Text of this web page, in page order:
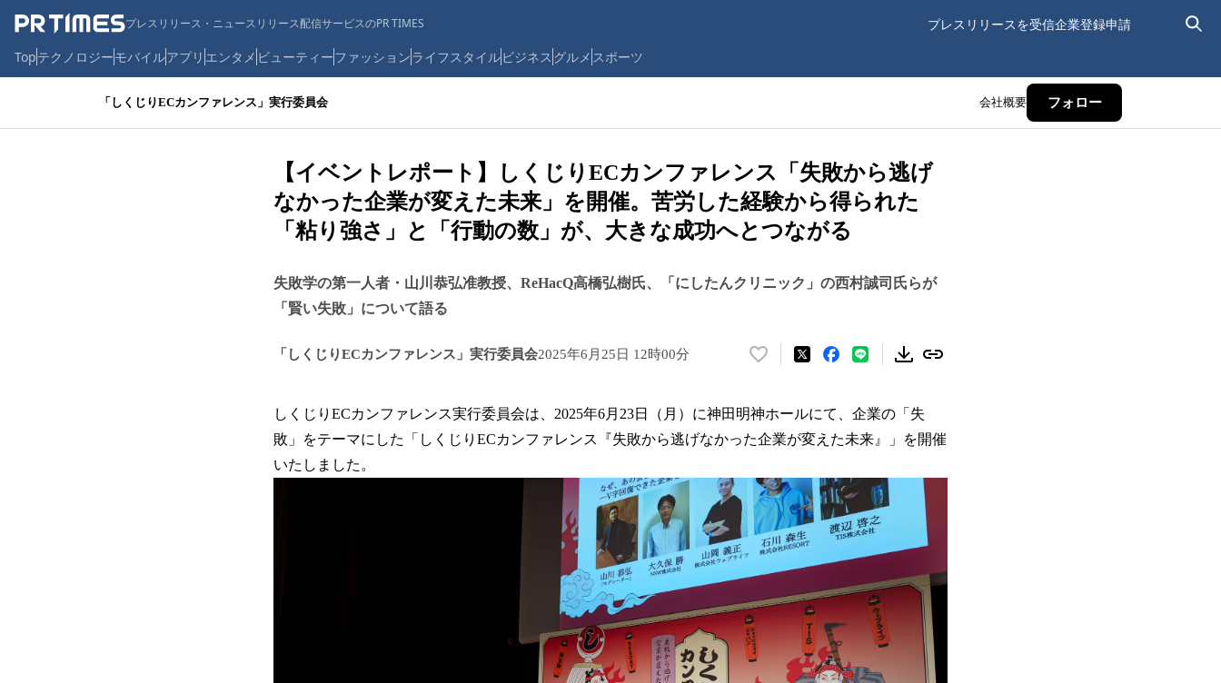
プレスリリース・ニュースリリース配信サービスのPR TIMES プレスリリースを受信企業登録申請
Topテクノロジーモバイルアプリ エンタメ ビューティーファッションライフスタイルビジネス グルメ スポーツ
「しくじりECカンファレンス」実行委員会 会社概要 フォロー
【イベントレポート】しくじりECカンファレンス「失敗から逃げ
なかった企業が変えた未来」を開催。苦労した経験から得られた
「粘り強さ」と「行動の数」が、大きな成功へとつながる
失敗学の第一人者・山川恭弘准教授、ReHacQ高橋弘樹氏、「にしたんクリニック」の西村誠司氏らが
「賢い失敗」について語る
「しくじりECカンファレンス」実行委員会2025年6月25日 12時00分
い
！
数
読
み
込
み
中
で
しくじりECカンファレンス実行委員会は、2025年6月23日（月）に神田明神ホールにて、企業の「失
敗」をテーマにした「しくじりECカンファレンス『失敗から逃げなかった企業が変えた未来』」を開催
いたしました。